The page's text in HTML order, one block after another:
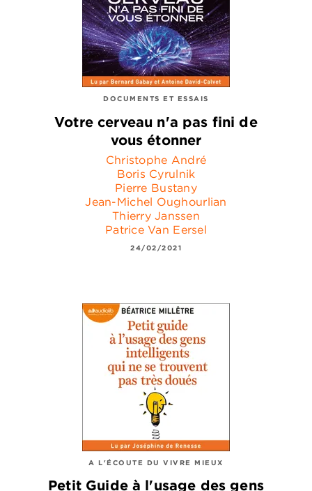
DOCUMENTS ET ESSAIS
Votre cerveau n'a pas fini de
vous étonner
Christophe André
Boris Cyrulnik
Pierre Bustany
Jean-Michel Oughourlian
Thierry Janssen
Patrice Van Eersel
24/02/2021
A L'ÉCOUTE DU VIVRE MIEUX
Petit Guide à l'usage des gens